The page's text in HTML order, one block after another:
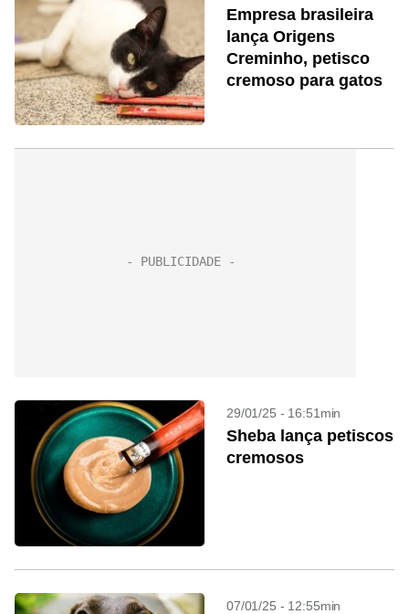
Empresa brasileira
lança Origens
Creminho, petisco
cremoso para gatos
29/01/25 - 16:51min
Sheba lança petiscos
cremosos
07/01/25 - 12:55min